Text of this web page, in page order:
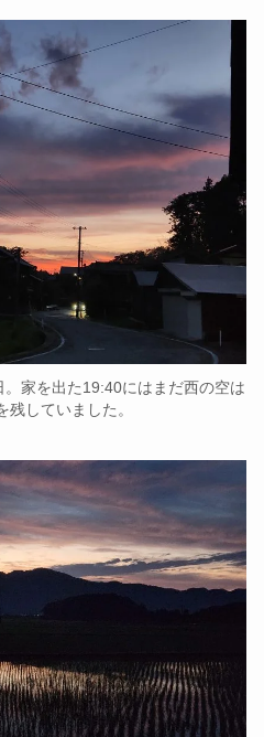
家を出た19:40にはまだ西の空は
残していました。